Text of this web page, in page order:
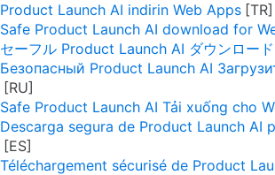
Product Launch AI indirin Web Apps
Safe Product Launch AI download for
セーフル Product Launch AI ダウンロー
Безопасный Product Launch AI
Safe Product Launch AI Tải xuống cho
Descarga segura de Product Launch AI
Téléchargement sécurisé de Product